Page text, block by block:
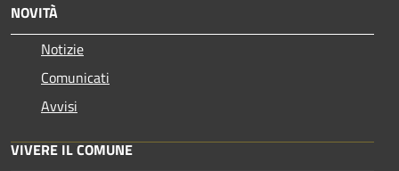
NOVITÀ
Notizie
Comunicati
Avvisi
VIVERE IL COMUNE